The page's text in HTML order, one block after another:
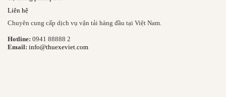
Liên hệ
Chuyên cung cấp dịch vụ vận tải hàng đầu tại Việt Nam.
Hotline: 0941 88888 2
Email: info@thuexeviet.com